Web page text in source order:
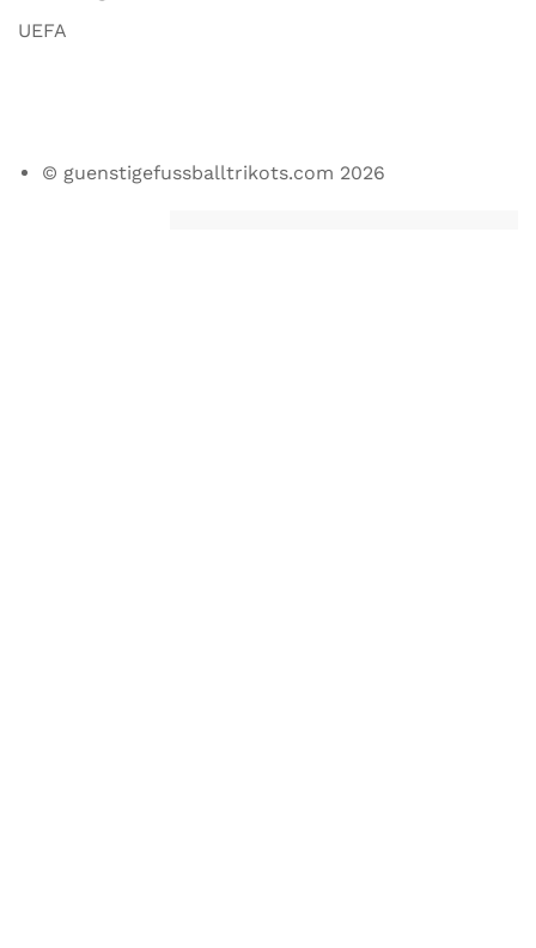
UEFA
© guenstigefussballtrikots.com 2026